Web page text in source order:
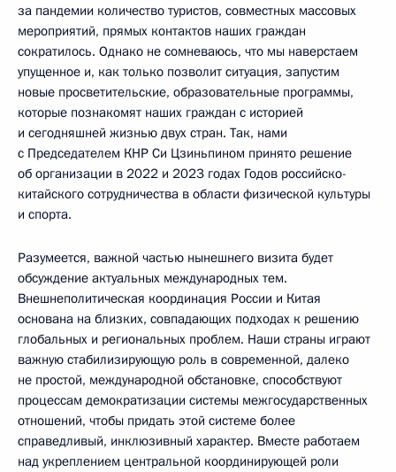
за пандемии количество туристов, совместных массовых
мероприятий, прямых контактов наших граждан
сократилось. Однако не сомневаюсь, что мы наверстаем
упущенное и, как только позволит ситуация, запустим
новые просветительские, образовательные программы,
которые познакомят наших граждан с историей
и сегодняшней жизнью двух стран. Так, нами
с Председателем КНР Си Цзиньпином принято решение
об организации в 2022 и 2023 годах Годов российско-
китайского сотрудничества в области физической культуры
и спорта.
Разумеется, важной частью нынешнего визита будет
обсуждение актуальных международных тем.
Внешнеполитическая координация России и Китая
основана на близких, совпадающих подходах к решению
глобальных и региональных проблем. Наши страны играют
важную стабилизирующую роль в современной, далеко
не простой, международной обстановке, способствуют
процессам демократизации системы межгосударственных
отношений, чтобы придать этой системе более
справедливый, инклюзивный характер. Вместе работаем
над укреплением центральной координирующей роли